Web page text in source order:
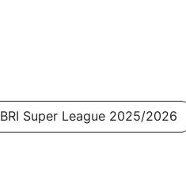
BRI Super League 2025/2026